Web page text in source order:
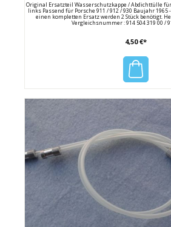
Original Ersatzteil Wasserschutzkappe / Abdichttülle
links Passend für Porsche 911 / 912 / 930 Baujahr 1965
einen kompletten Ersatz werden 2 Stück benötigt.
Vergleichsnummer : 914 504 319 00 /
4,50 €*